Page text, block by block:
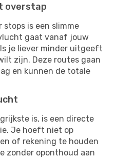
overstap
stops is een slimme
gaat vanaf jouw
je liever minder uitgeeft
zijn. Deze routes gaan
en kunnen de totale
is, is een directe
Je hoeft niet op
of rekening te houden
zonder oponthoud aan